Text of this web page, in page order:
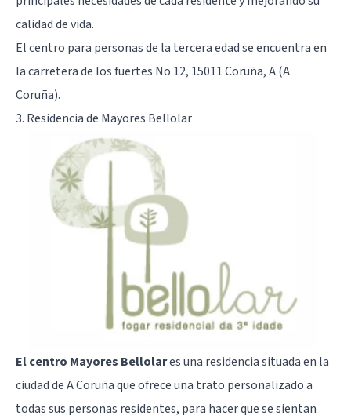
calidad de vida.
El centro para personas de la tercera edad se encuentra en
la carretera de los fuertes No 12, 15011 Coruña, A (A
Coruña).
3. Residencia de Mayores Bellolar
El centro Mayores Bellolares una residencia situada en la
ciudad de A Coruña que ofrece una trato personalizado a
todas sus personas residentes, para hacer que se sientan